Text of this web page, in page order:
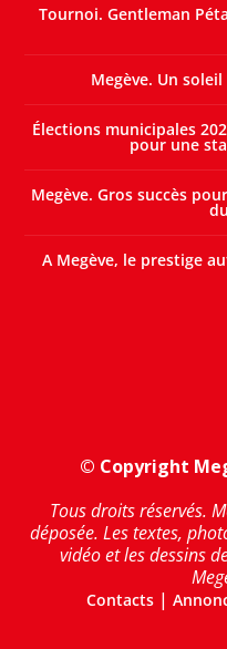
Tournoi. Gentleman
Megève. Un
Élections municipales
pour une
Megève. Gros succès
A Megève, le prestige
© Copyright
Tous droits réservés.
déposée. Les textes,
vidéo et les dessins
Contacts|